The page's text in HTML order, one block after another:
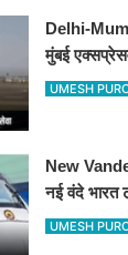
Delhi-
मुंबई
हेलीकॉप्टर
UMESH
New
नई वंदे भारत
का सफर
UMESH